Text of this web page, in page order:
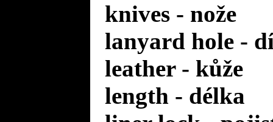
knives - nože
lanyard hole -
leather - kůže
length - délka